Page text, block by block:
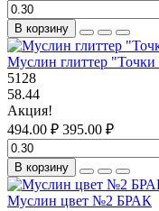
В корзину
Муслин глиттер
5128
58.44
Акция!
494.00 ₽ 395.00 ₽
В корзину
Муслин цвет №2 БРАК